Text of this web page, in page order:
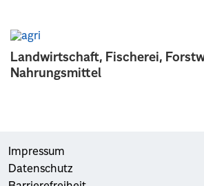
Landwirtschaft, Fischerei,
Nahrungsmittel
Impressum
Datenschutz